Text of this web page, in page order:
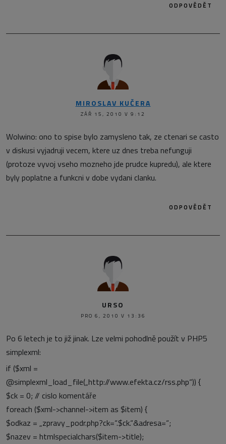
ODPOVĚDĚT
MIROSLAV KUČERA
ZÁŘ 15, 2010 V 9:12
Wolwino: ono to spise bylo zamysleno tak, ze ctenari se casto
v diskusi vyjadruji vecem, ktere uz dnes treba nefunguji
(protoze vyvoj vseho mozneho jde prudce kupredu), ale ktere
byly poplatne a funkcni v dobe vydani clanku.
ODPOVĚDĚT
URSO
PRO 6, 2010 V 13:36
Po 6 letech je to již jinak. Lze velmi pohodlně použít v PHP5
simplexml:
if ($xml =
@simplexml_load_file(„http://www.efekta.cz/rss.php“)) {
$ck = 0; // cislo komentáře
foreach ($xml->channel->item as $item) {
$odkaz = „zpravy_podr.php?ck=“.$ck.“&adresa=“;
$nazev = htmlspecialchars($item->title);